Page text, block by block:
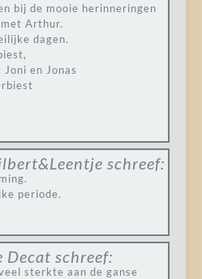
bij de mooie herinneringen
Arthur.
dagen.
en Jonas
schreef:
periode.
Decat schreef:
sterkte aan de ganse